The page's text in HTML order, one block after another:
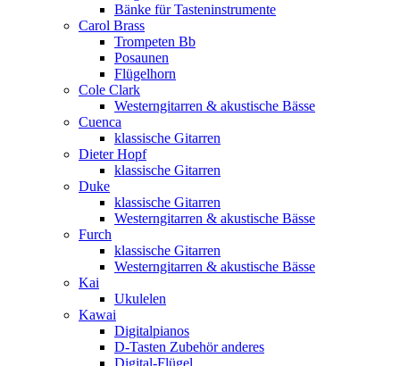
Bänke für Tasteninstrumente
Carol Brass
Trompeten Bb
Posaunen
Flügelhorn
Cole Clark
Westerngitarren & akustische Bässe
Cuenca
klassische Gitarren
Dieter Hopf
klassische Gitarren
Duke
klassische Gitarren
Westerngitarren & akustische Bässe
Furch
klassische Gitarren
Westerngitarren & akustische Bässe
Kai
Ukulelen
Kawai
Digitalpianos
D-Tasten Zubehör anderes
Digital-Flügel